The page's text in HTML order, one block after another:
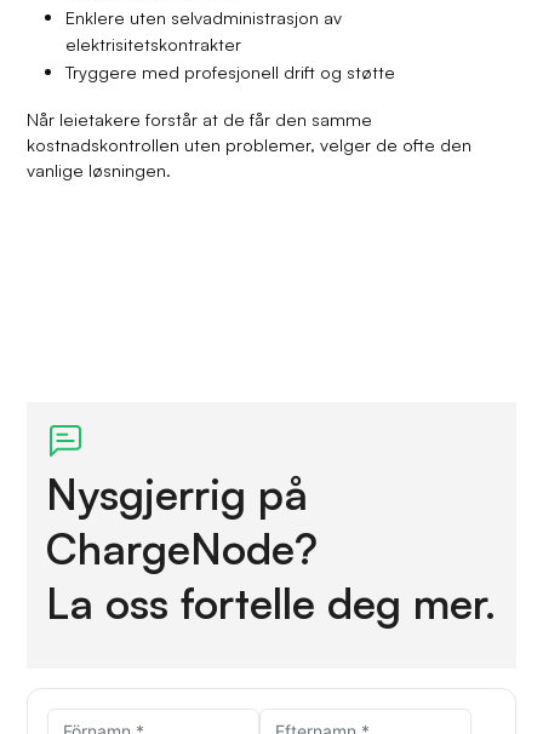
Enklere uten selvadministrasjon av
elektrisitetskontrakter
Tryggere med profesjonell drift og støtte
Når leietakere forstår at de får den samme
kostnadskontrollen uten problemer, velger de ofte den
vanlige løsningen.
Nysgjerrig på
ChargeNode?
La oss fortelle deg mer.